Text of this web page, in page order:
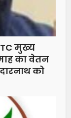
मुख्य
का वेतन
को